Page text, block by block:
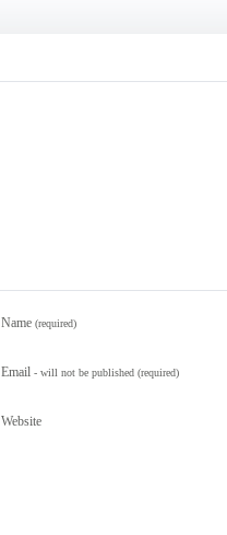
Name (required)
Email - will not be published (required)
Website